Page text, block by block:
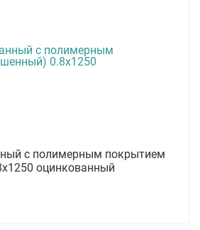
с полимерным покрытием
оцинкованный